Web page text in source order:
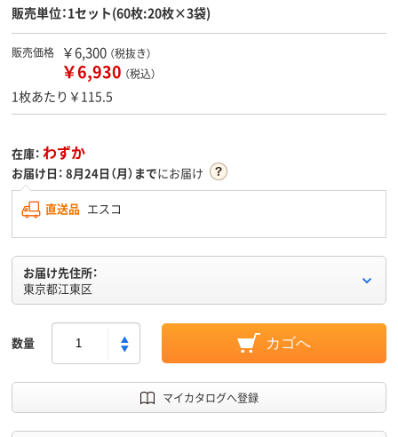
販売単位：1セット(60枚:20枚×3袋)
販売価格 ￥6,300 （税抜き）
￥6,930 （税込）
1枚あたり￥115.5
在庫： わずか
お届け日： 8月24日（月）までにお届け
直送品 エスコ
お届け先住所：
東京都江東区
数量 カゴへ
マイカタログへ登録